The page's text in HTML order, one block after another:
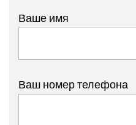
Ваше имя
Ваш номер телефона